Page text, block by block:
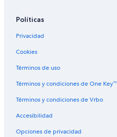
Políticas
Privacidad
Cookies
Términos de uso
Términos y condiciones de One Key™
Términos y condiciones de Vrbo
Accesibilidad
Opciones de privacidad